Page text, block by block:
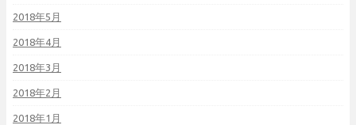
2018年5月
2018年4月
2018年3月
2018年2月
2018年1月